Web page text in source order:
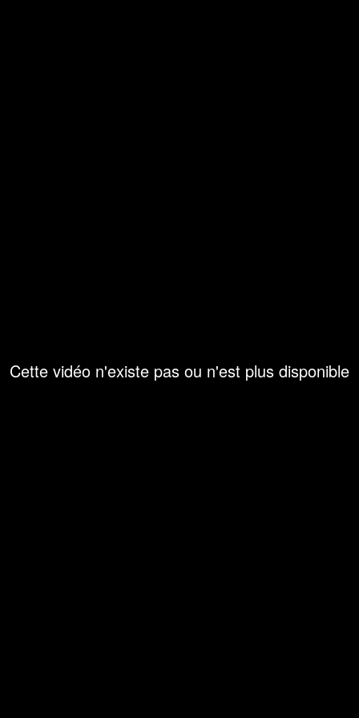
Cette vidéo n'existe pas ou n'est plus disponible